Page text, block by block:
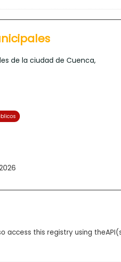
de la ciudad de Cuenca,
access this registry using theAPI